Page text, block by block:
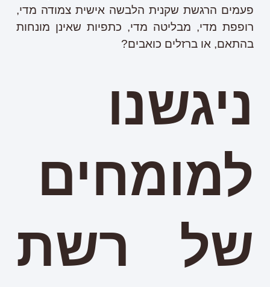
פעמים הרגשת שקנית הלבשה אישית צמודה מדי,
רופפת מדי, מבליטה מדי, כתפיות שאינן מונחות
בהתאם, או ברזלים כואבים?
ניגשנו
למומחים
של רשת